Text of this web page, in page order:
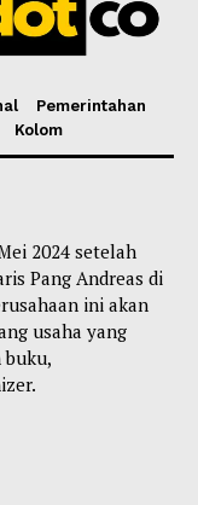
Pemerintahan
Kolom
2024 setelah
Pang Andreas di
ini akan
usaha yang